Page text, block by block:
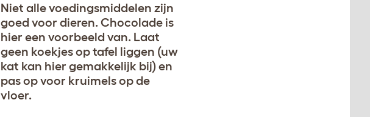
Niet alle voedingsmiddelen zijn
goed voor dieren. Chocolade is
hier een voorbeeld van. Laat
geen koekjes op tafel liggen (uw
kat kan hier gemakkelijk bij) en
pas op voor kruimels op de
vloer.